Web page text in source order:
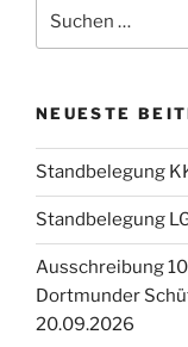
nach:
NEUESTE
Standbelegung
Standbelegung
Ausschreibung
Dortmunder
20.09.2026